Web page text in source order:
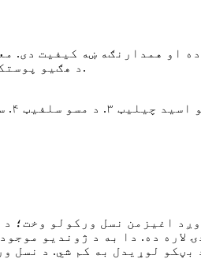
او همدارنګه ښه کیفیت دی.
د هګیو پوستکی به د روښانه انامیل سره موټی او کلک کړي.
اغیزمن نسل ورکولو وخت؛ د
ده. دا به د ژوندیو